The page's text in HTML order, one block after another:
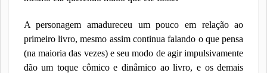
A personagem amadureceu um pouco em relação ao
primeiro livro, mesmo assim continua falando o que pensa
(na maioria das vezes) e seu modo de agir impulsivamente
dão um toque cômico e dinâmico ao livro, e os demais